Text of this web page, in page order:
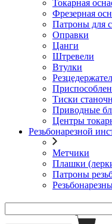
Токарная
Фрезерная
Патроны для
Оправки
Цанги
Штревели
Втулки
Тиски
Приводные
Центры
Резьбонарезной
Метчики
Плашки
Патроны